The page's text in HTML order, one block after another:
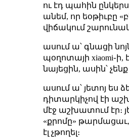
ու էդ պահին ընկերս
անեմ, որ եօթիւբը
վիճակում
ասում ա՝ գնացի
պօղոտայի xiaomi֊ի,
նայեցին, ասին՝
ասում ա՝ յետոյ ես
դիտարկիչով էի
մէջ աշխատում էր։
«քրոմը»
էլ չթողել։